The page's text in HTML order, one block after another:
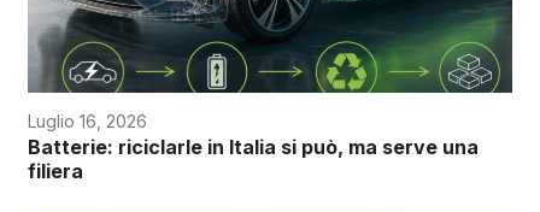
Luglio 16, 2026
Batterie: riciclarle in Italia si può, ma serve una
filiera